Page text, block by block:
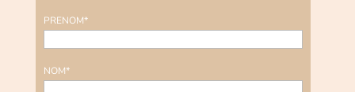
PRENOM*
NOM*